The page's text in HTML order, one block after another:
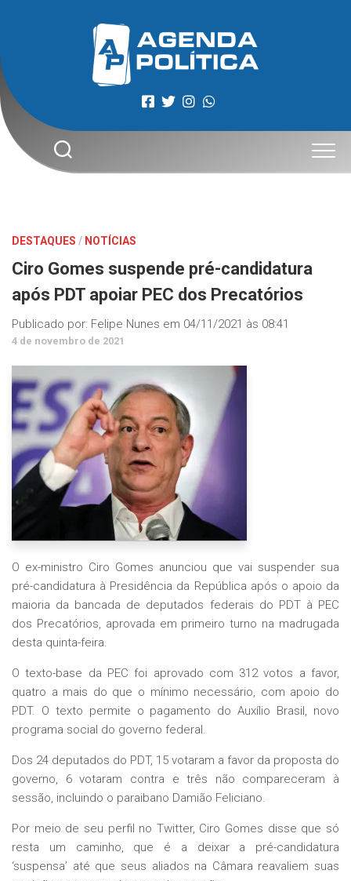
DESTAQUES / NOTÍCIAS
Ciro Gomes suspende pré-candidatura
após PDT apoiar PEC dos Precatórios
Publicado por: Felipe Nunes em 04/11/2021 às 08:41
4 de novembro de 2021
O ex-ministro Ciro Gomes anunciou que vai suspender sua
pré-candidatura à Presidência da República após o apoio da
maioria da bancada de deputados federais do PDT à PEC
dos Precatórios, aprovada em primeiro turno na madrugada
desta quinta-feira.
O texto-base da PEC foi aprovado com 312 votos a favor,
quatro a mais do que o mínimo necessário, com apoio do
PDT. O texto permite o pagamento do Auxílio Brasil, novo
programa social do governo federal.
Dos 24 deputados do PDT, 15 votaram a favor da proposta do
governo, 6 votaram contra e três não compareceram à
sessão, incluindo o paraibano Damião Feliciano.
Por meio de seu perfil no Twitter, Ciro Gomes disse que só
resta um caminho, que é a deixar a pré-candidatura
‘suspensa’ até que seus aliados na Câmara reavaliem suas